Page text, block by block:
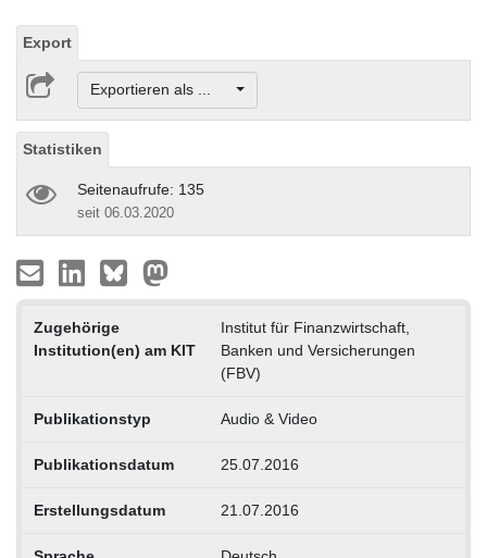
Export
Exportieren als ...
Statistiken
Seitenaufrufe: 135
seit 06.03.2020
Zugehörige
Institution(en) am KIT
Institut für Finanzwirtschaft,
Banken und Versicherungen
(FBV)
Publikationstyp Audio & Video
Publikationsdatum 25.07.2016
Erstellungsdatum 21.07.2016